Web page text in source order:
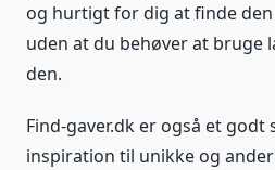
og hurtigt for dig at finde
uden at du behøver at bruge
den.
Find-gaver.dk er også et godt
inspiration til unikke og